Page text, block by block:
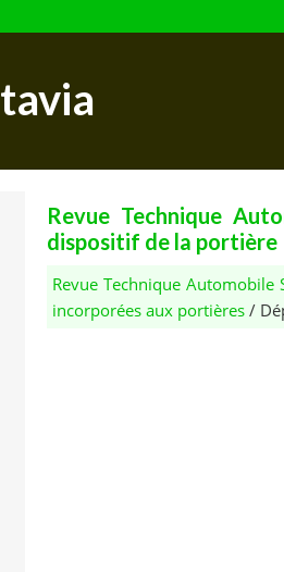
Revue Technique
dispositif de la portière
Revue Technique Automobile
incorporées aux portières /